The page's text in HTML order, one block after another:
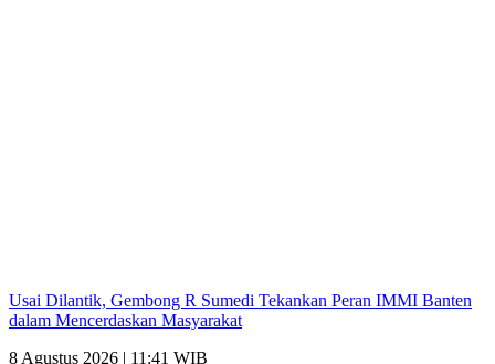
Usai Dilantik, Gembong R Sumedi Tekankan Peran IMMI Banten
dalam Mencerdaskan Masyarakat
8 Agustus 2026 | 11:41 WIB